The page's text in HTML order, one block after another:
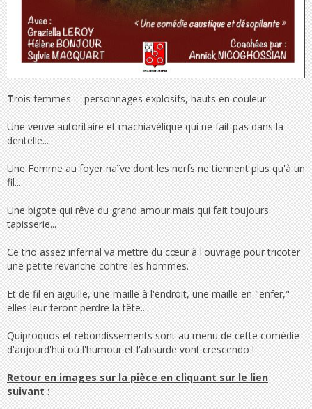
Trois femmes : personnages explosifs, hauts en couleur :
Une veuve autoritaire et machiavélique qui ne fait pas dans la
dentelle...
Une Femme au foyer naïve dont les nerfs ne tiennent plus qu'à un
fil...
Une bigote qui rêve du grand amour mais qui fait toujours
tapisserie...
Ce trio assez infernal va mettre du cœur à l'ouvrage pour tricoter
une petite revanche contre les hommes.
Et de fil en aiguille, une maille à l'endroit, une maille en "enfer,"
elles leur feront perdre la tête....
Quiproquos et rebondissements sont au menu de cette comédie
d'aujourd'hui où l'humour et l'absurde vont crescendo !
Retour en images sur la pièce en cliquant sur le lien
suivant: